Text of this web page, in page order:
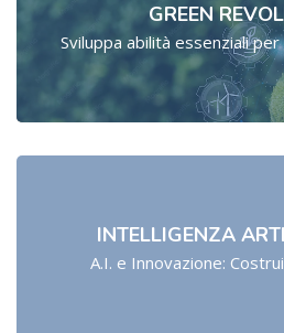
GREEN
Sviluppa abilità essenziali
INTELLIGENZA
A.I. e Innovazione: